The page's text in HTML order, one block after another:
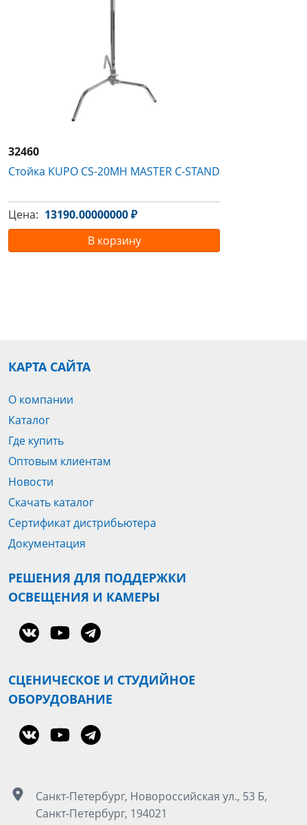
32460
Стойка KUPO CS-20MH MASTER C-STAND
Цена: 13190.00000000 ₽
В корзину
КАРТА САЙТА
О компании
Каталог
Где купить
Оптовым клиентам
Новости
Скачать каталог
Сертификат дистрибьютера
Документация
РЕШЕНИЯ ДЛЯ ПОДДЕРЖКИ
ОСВЕЩЕНИЯ И КАМЕРЫ
СЦЕНИЧЕСКОЕ И СТУДИЙНОЕ
ОБОРУДОВАНИЕ
Санкт-Петербург, Новороссийская ул., 53 Б,
Санкт-Петербург, 194021